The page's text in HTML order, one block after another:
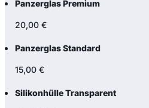
Panzerglas Premium
20,00 €
Panzerglas Standard
15,00 €
Silikonhülle Transparent